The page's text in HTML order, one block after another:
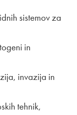
sistemov za
in
invazija in
tehnik,